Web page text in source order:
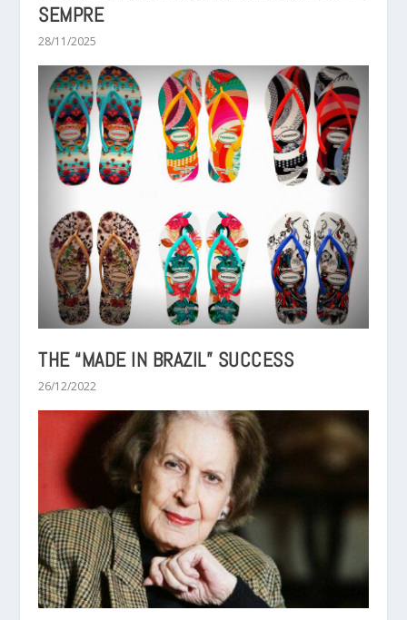
SEMPRE
28/11/2025
THE “MADE IN BRAZIL” SUCCESS
26/12/2022